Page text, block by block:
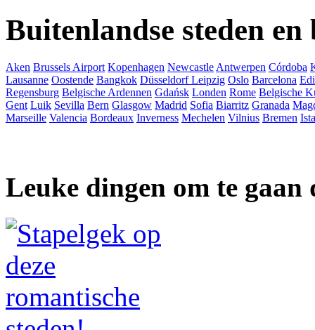
Buitenlandse steden en
Aken Brussels Airport Kopenhagen Newcastle Antwerpen Córdoba
Lausanne Oostende Bangkok DüsseldorfLeipzig Oslo Barcelona
Regensburg Belgische Ardennen Gdańsk Londen Rome Belgische
Gent Luik Sevilla Bern Glasgow Madrid Sofia Biarritz Granada
Marseille Valencia Bordeaux Inverness Mechelen Vilnius Bremen
Leuke dingen om te gaan